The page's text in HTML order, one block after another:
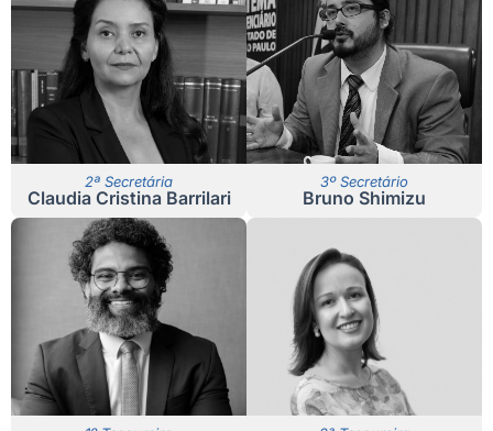
2ª Secretária
Claudia Cristina Barrilari
3º Secretário
Bruno Shimizu